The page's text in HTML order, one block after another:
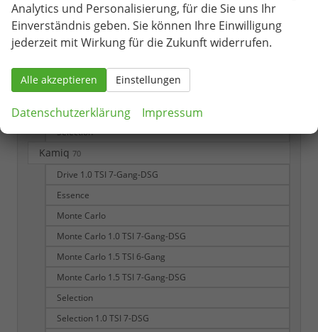
Essence
Monte Carlo
Monte Carlo 1.0 TSI 6-Gang
Monte Carlo 1.0 TSI 7-Gang-DSG
Monte Carlo 1.5 TSI 7-Gang-DSG
Monte Carlo Plus 1.5 TSI 7-Gang-DSG
Selection
Kamiq 70
Drive 1.0 TSI 7-Gang-DSG
Essence
Monte Carlo
Monte Carlo 1.0 TSI 7-Gang-DSG
Monte Carlo 1.5 TSI 6-Gang
Monte Carlo 1.5 TSI 7-Gang-DSG
Selection
Selection 1.0 TSI 7-DSG
Analytics und Personalisierung, für die Sie uns Ihr
Einverständnis geben. Sie können Ihre Einwilligung
jederzeit mit Wirkung für die Zukunft widerrufen.
Alle akzeptieren Einstellungen
Datenschutzerklärung Impressum